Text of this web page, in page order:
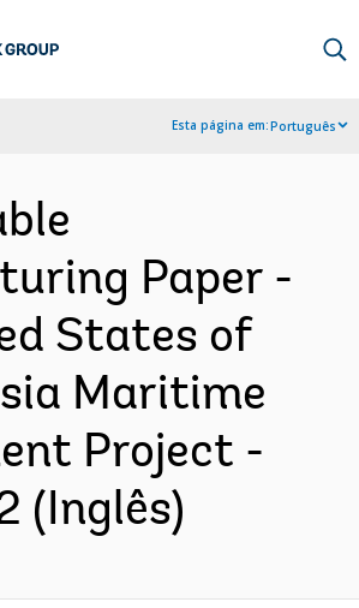
Esta página em:Português
Paper -
States of
Maritime
Project -
(Inglês)